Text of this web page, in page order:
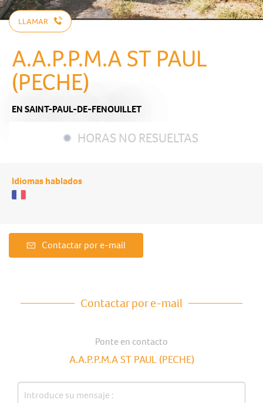
LLAMAR
A.A.P.P.M.A ST PAUL
(PECHE)
EN SAINT-PAUL-DE-FENOUILLET
HORAS NO RESUELTAS
Idiomas hablados
Contactar por e-mail
Contactar por e-mail
Ponte en contacto
A.A.P.P.M.A ST PAUL (PECHE)